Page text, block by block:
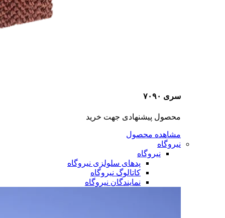
سری ۷۰۹۰
محصول پیشنهادی جهت خرید
مشاهده محصول
نیروگاه
نیروگاه
پدهای سلولزی نیروگاه
کاتالوگ نیروگاه
نمایندگان نیروگاه